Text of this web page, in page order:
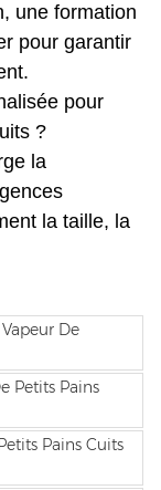
une formation
pour garantir
pour
?
la
la taille, la
De
Petits Pains
Pains Cuits